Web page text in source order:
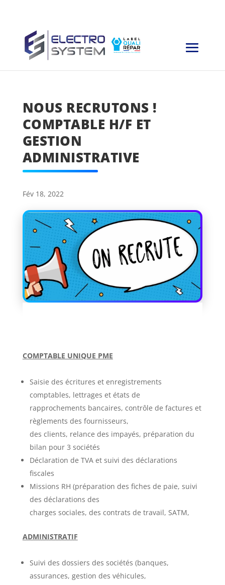
NOUS RECRUTONS !
COMPTABLE H/F ET
GESTION
ADMINISTRATIVE
Fév 18, 2022
COMPTABLE UNIQUE PME
Saisie des écritures et enregistrements
comptables, lettrages et états de
rapprochements bancaires, contrôle de factures et
règlements des fournisseurs,
des clients, relance des impayés, préparation du
bilan pour 3 sociétés
Déclaration de TVA et suivi des déclarations
fiscales
Missions RH (préparation des fiches de paie, suivi
des déclarations des
charges sociales, des contrats de travail, SATM,
ADMINISTRATIF
Suivi des dossiers des sociétés (banques,
assurances, gestion des véhicules,